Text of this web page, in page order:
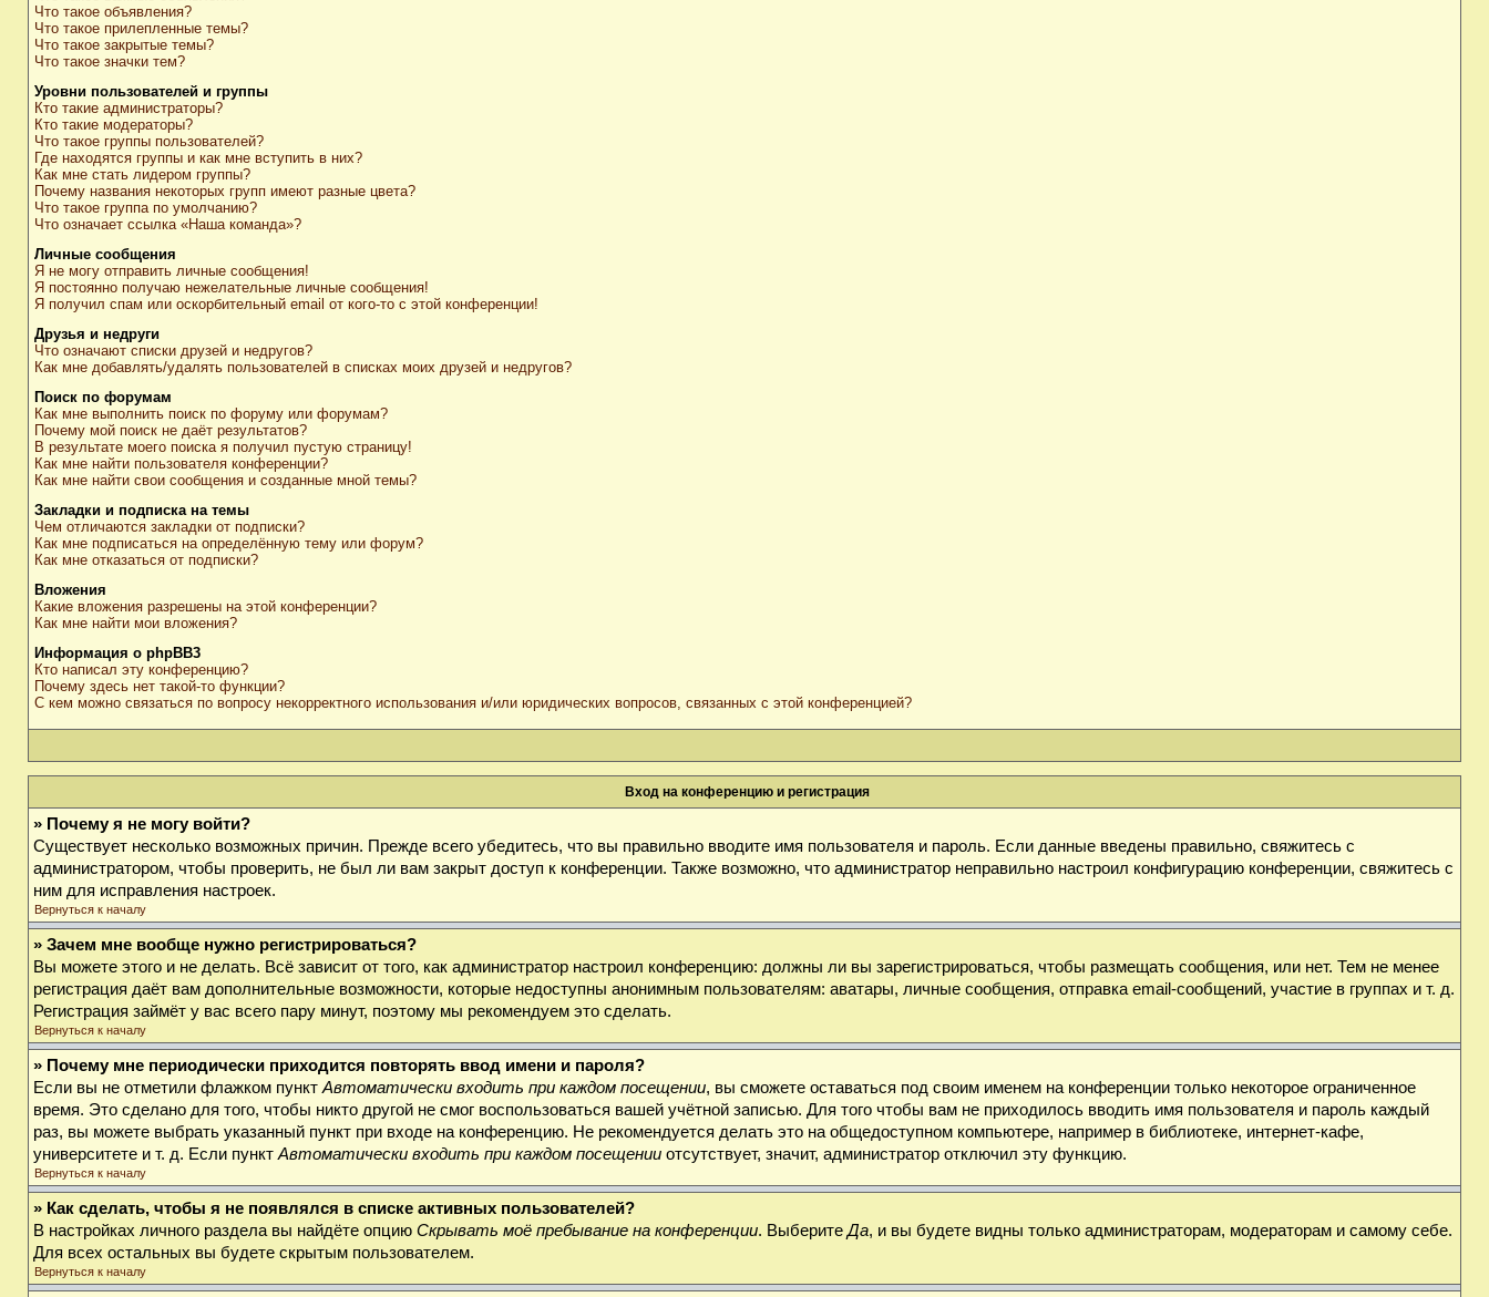
Что такое объявления?
Что такое прилепленные темы?
Что такое закрытые темы?
Что такое значки тем?
Уровни пользователей и группы
Кто такие администраторы?
Кто такие модераторы?
Что такое группы пользователей?
Где находятся группы и как мне вступить в них?
Как мне стать лидером группы?
Почему названия некоторых групп имеют разные цвета?
Что такое группа по умолчанию?
Что означает ссылка «Наша команда»?
Личные сообщения
Я не могу отправить личные сообщения!
Я постоянно получаю нежелательные личные сообщения!
Я получил спам или оскорбительный email от кого-то с этой конференции!
Друзья и недруги
Что означают списки друзей и недругов?
Как мне добавлять/удалять пользователей в списках моих друзей и недругов?
Поиск по форумам
Как мне выполнить поиск по форуму или форумам?
Почему мой поиск не даёт результатов?
В результате моего поиска я получил пустую страницу!
Как мне найти пользователя конференции?
Как мне найти свои сообщения и созданные мной темы?
Закладки и подписка на темы
Чем отличаются закладки от подписки?
Как мне подписаться на определённую тему или форум?
Как мне отказаться от подписки?
Вложения
Какие вложения разрешены на этой конференции?
Как мне найти мои вложения?
Информация о phpBB3
Кто написал эту конференцию?
Почему здесь нет такой-то функции?
С кем можно связаться по вопросу некорректного использования и/или юридических вопросов, связанных с этой конференцией?
Вход на конференцию и регистрация
» Почему я не могу войти?
Существует несколько возможных причин. Прежде всего убедитесь, что вы правильно вводите имя пользователя и пароль. Если данные введены правильно, свяжитесь с
администратором, чтобы проверить, не был ли вам закрыт доступ к конференции. Также возможно, что администратор неправильно настроил конфигурацию конференции, свяжитесь с
ним для исправления настроек.
Вернуться к началу
» Зачем мне вообще нужно регистрироваться?
Вы можете этого и не делать. Всё зависит от того, как администратор настроил конференцию: должны ли вы зарегистрироваться, чтобы размещать сообщения, или нет. Тем не менее
регистрация даёт вам дополнительные возможности, которые недоступны анонимным пользователям: аватары, личные сообщения, отправка email-сообщений, участие в группах и т. д.
Регистрация займёт у вас всего пару минут, поэтому мы рекомендуем это сделать.
Вернуться к началу
» Почему мне периодически приходится повторять ввод имени и пароля?
Если вы не отметили флажком пункт Автоматически входить при каждом посещении, вы сможете оставаться под своим именем на конференции только некоторое ограниченное
время. Это сделано для того, чтобы никто другой не смог воспользоваться вашей учётной записью. Для того чтобы вам не приходилось вводить имя пользователя и пароль каждый
раз, вы можете выбрать указанный пункт при входе на конференцию. Не рекомендуется делать это на общедоступном компьютере, например в библиотеке, интернет-кафе,
университете и т. д. Если пункт Автоматически входить при каждом посещении отсутствует, значит, администратор отключил эту функцию.
Вернуться к началу
» Как сделать, чтобы я не появлялся в списке активных пользователей?
В настройках личного раздела вы найдёте опцию Скрывать моё пребывание на конференции. ВыберитеДа, и вы будете видны только администраторам, модераторам и самому себе.
Для всех остальных вы будете скрытым пользователем.
Вернуться к началу